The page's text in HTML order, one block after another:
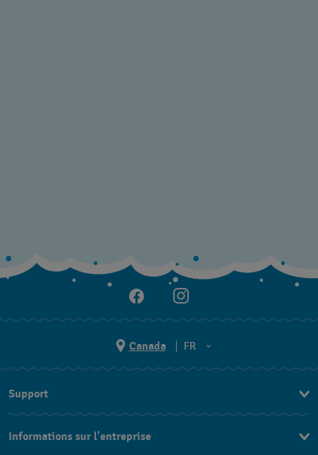
Canada
FR
EN
Support
Informations sur l'entreprise